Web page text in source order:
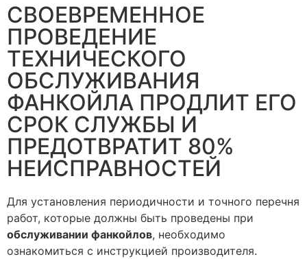
СВОЕВРЕМЕННОЕ
ПРОВЕДЕНИЕ
ТЕХНИЧЕСКОГО
ОБСЛУЖИВАНИЯ
ФАНКОЙЛА ПРОДЛИТ ЕГО
СРОК СЛУЖБЫ И
ПРЕДОТВРАТИТ 80%
НЕИСПРАВНОСТЕЙ
Для установления периодичности и точного перечня
работ, которые должны быть проведены при
обслуживании фанкойлов, необходимо
ознакомиться с инструкцией производителя.